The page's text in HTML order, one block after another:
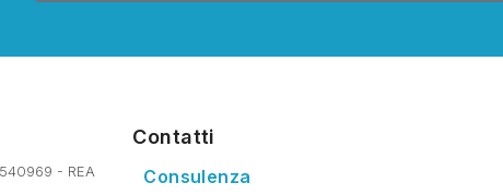
- REA
Contatti
Consulenza